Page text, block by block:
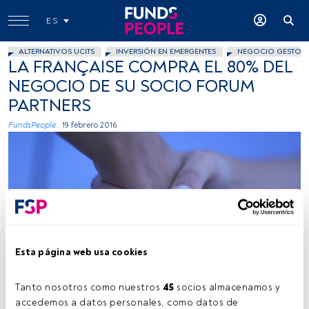
Esta página web usa cookies
Tanto nosotros como nuestros 45 socios almacenamos y
accedemos a datos personales, como datos de
ES
ALTERNATIVOS UCITS INVERSIÓN EN EMERGENTES NEGOCIO
LA FRANÇAISE COMPRA EL 80% DEL
NEGOCIO DE SU SOCIO FORUM
PARTNERS
FundsPeople . 19 febrero 2016
oooh.oooh, Flickr, Creative Commons
Tiempo lectura: 1 min.